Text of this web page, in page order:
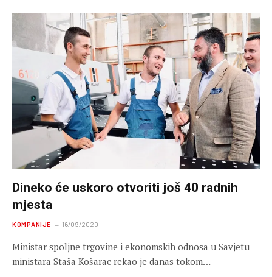
Dineko će uskoro otvoriti još 40 radnih
mjesta
KOMPANIJE 16/09/2020
Ministar spoljne trgovine i ekonomskih odnosa u Savjetu
ministara Staša Košarac rekao je danas tokom…